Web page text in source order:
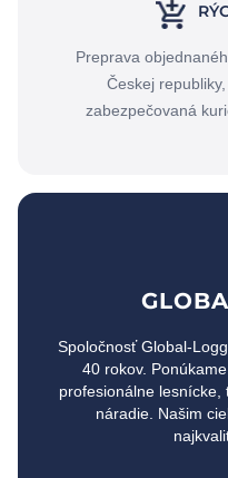
Preprava
Českej
zabezpečovaná
Spoločnosť Global-
40 rokov.
profesionálne
náradie. Našim